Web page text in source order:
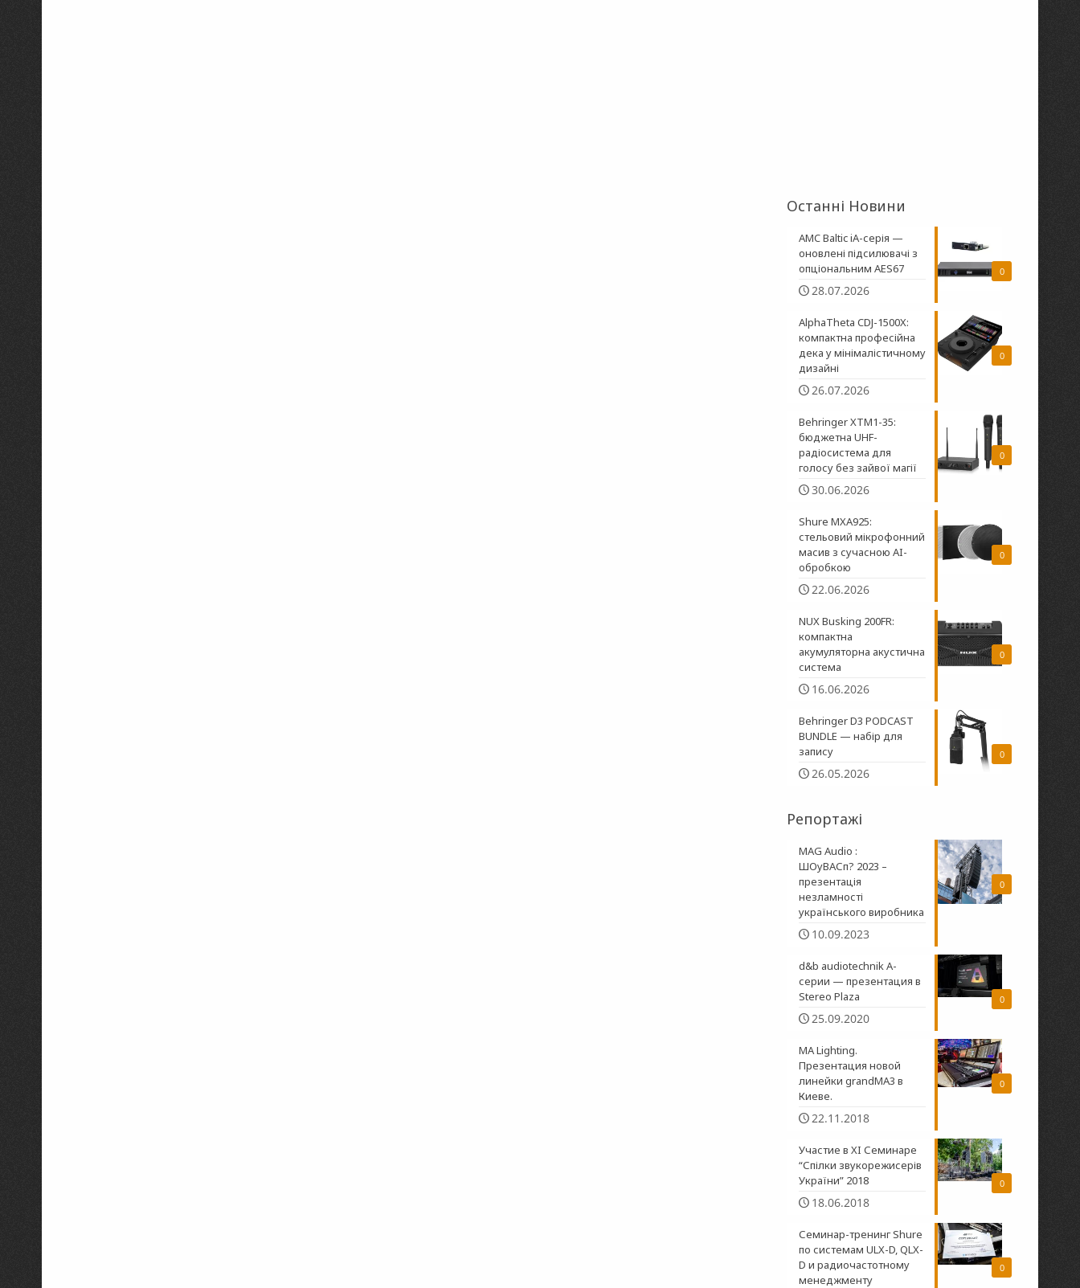
Останні Новини
0
AMC Baltic iA-серія —
оновлені підсилювачі з
опціональним AES67
28.07.2026
0
AlphaTheta CDJ-1500X:
компактна професійна
дека у мінімалістичному
дизайні
26.07.2026
0
Behringer XTM1-35:
бюджетна UHF-
радіосистема для
голосу без зайвої магії
30.06.2026
0
Shure MXA925:
стельовий мікрофонний
масив з сучасною AI-
обробкою
22.06.2026
0
NUX Busking 200FR:
компактна
акумуляторна акустична
система
16.06.2026
0
Behringer D3 PODCAST
BUNDLE — набір для
запису
26.05.2026
Репортажі
0
MAG Audio :
ШОуВАСп? 2023 –
презентація
незламності
українського виробника
10.09.2023
0
d&b audiotechnik A-
серии — презентация в
Stereo Plaza
25.09.2020
0
MA Lighting.
Презентация новой
линейки grandMA3 в
Киеве.
22.11.2018
0
Участие в XI Семинаре
“Спілки звукорежисерів
України” 2018
18.06.2018
0
Семинар-тренинг Shure
по системам ULX-D, QLX-
D и радиочастотному
менеджменту